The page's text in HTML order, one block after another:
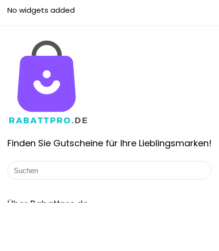
No widgets added
Finden Sie Gutscheine für Ihre Lieblingsmarken!
Über Rabattpro.de